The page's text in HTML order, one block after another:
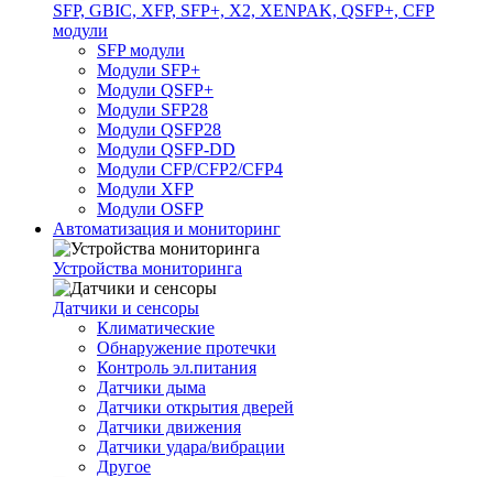
SFP, GBIC, XFP, SFP+, X2, XENPAK, QSFP+, CFP
модули
SFP модули
Модули SFP+
Модули QSFP+
Модули SFP28
Модули QSFP28
Модули QSFP-DD
Модули CFP/CFP2/CFP4
Модули XFP
Модули OSFP
Автоматизация и мониторинг
Устройства мониторинга
Датчики и сенсоры
Климатические
Обнаружение протечки
Контроль эл.питания
Датчики дыма
Датчики открытия дверей
Датчики движения
Датчики удара/вибрации
Другое